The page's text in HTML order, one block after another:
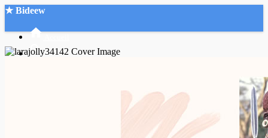
★ Bideew